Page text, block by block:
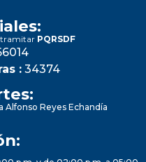
PQRSDF
: 34374
Alfonso Reyes Echandía